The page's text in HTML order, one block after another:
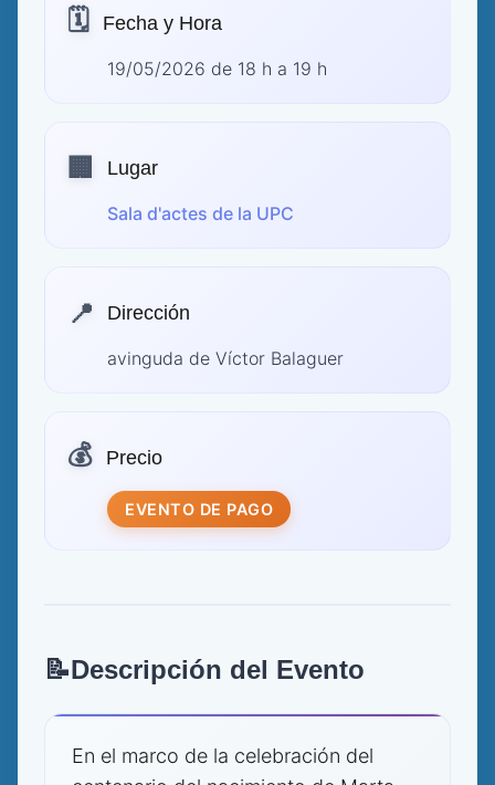
🗓️ Fecha y Hora
19/05/2026 de 18 h a 19 h
🏢 Lugar
Sala d'actes de la UPC
📍 Dirección
avinguda de Víctor Balaguer
💰 Precio
EVENTO DE PAGO
📝Descripción del Evento
En el marco de la celebración del